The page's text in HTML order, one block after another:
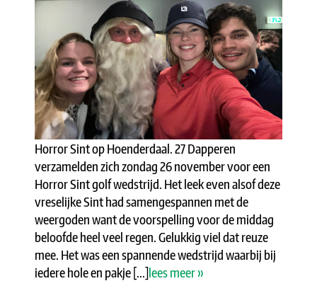
Horror Sint op Hoenderdaal. 27 Dapperen
verzamelden zich zondag 26 november voor een
Horror Sint golf wedstrijd. Het leek even alsof deze
vreselijke Sint had samengespannen met de
weergoden want de voorspelling voor de middag
beloofde heel veel regen. Gelukkig viel dat reuze
mee. Het was een spannende wedstrijd waarbij bij
iedere hole en pakje [...]lees meer »